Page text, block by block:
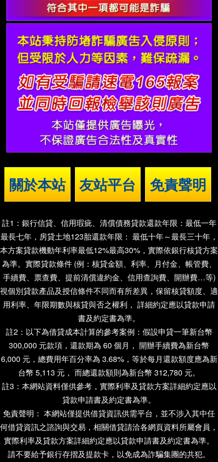
關於本站 友站平台 免責聲明
註1：銀行信貸、信用瑕疵、清償債務貸款還款年限：最低一年
最長七年，房貸土地123胎還款年限： 最低十年～最長三十年，
本方案貸款機動年利率最低12%最高30%，實際依銀行核貸方案
為準。實際貸款條件 (例：核貸金額、利率、月付金、帳管費、
手續費、票查費、提前清償違約金、信用查詢費、開辦費…等)
視個別貸款產品及授信條件不同而有所差異，保留核貸額度、適
用利率、年限期數與核貸與否之權利， 詳細約定應以貸款申請
書及約定書為準。
註2：以下為借貸成本計算的參考案例：假設申貸一筆新台幣
300,000 元款項，還款期為 60 個月， 開辦手續費為新台幣
6,000 元，總費用年百分率為 3.68%，等於每月還款額度應為新
台幣 5,113 元， 而總還款額則為新台幣 312,780 元。
註3：本網站資料僅供參考，實際利率及貸款方案詳細約定應以
貸款申請書及約定書為準。
免責聲明： 本網站僅提供借貸資訊供需平台，並不涉入其中任
何借貸資訊之諮詢與交易，相關借貸請洽各網頁資料所屬會員，
實際利率及貸款方案詳細約定應以貸款申請書及約定書為準。
請不要給予銀行存摺及提款卡，以免成為詐騙集團的共犯。